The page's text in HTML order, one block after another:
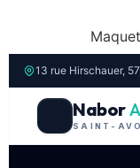
13 rue Hirschauer,
Nabor
SAINT-